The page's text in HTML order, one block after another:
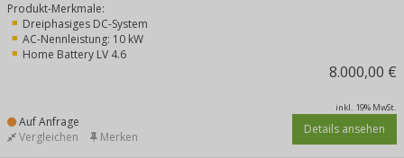
Produkt-Merkmale:
Dreiphasiges DC-System
AC-Nennleistung: 10 kW
Home Battery LV 4.6
8.000,00 €
inkl. 19% MwSt.
Auf Anfrage Details ansehen
Vergleichen Merken